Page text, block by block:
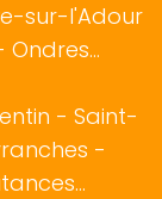
sur-l'Adour
- Saint-
-